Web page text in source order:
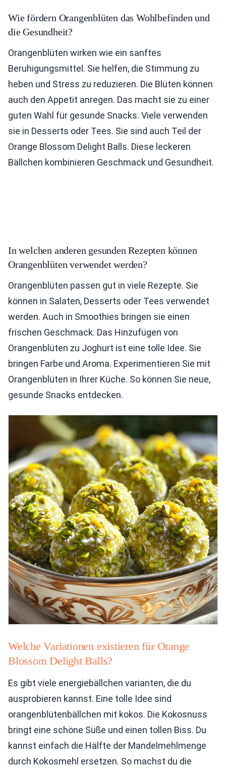
Wie fördern Orangenblüten das Wohlbefinden und
die Gesundheit?
Orangenblüten wirken wie ein sanftes
Beruhigungsmittel. Sie helfen, die Stimmung zu
heben und Stress zu reduzieren. Die Blüten können
auch den Appetit anregen. Das macht sie zu einer
guten Wahl für gesunde Snacks. Viele verwenden
sie in Desserts oder Tees. Sie sind auch Teil der
Orange Blossom Delight Balls. Diese leckeren
Bällchen kombinieren Geschmack und Gesundheit.
In welchen anderen gesunden Rezepten können
Orangenblüten verwendet werden?
Orangenblüten passen gut in viele Rezepte. Sie
können in Salaten, Desserts oder Tees verwendet
werden. Auch in Smoothies bringen sie einen
frischen Geschmack. Das Hinzufügen von
Orangenblüten zu Joghurt ist eine tolle Idee. Sie
bringen Farbe und Aroma. Experimentieren Sie mit
Orangenblüten in Ihrer Küche. So können Sie neue,
gesunde Snacks entdecken.
Welche Variationen existieren für Orange
Blossom Delight Balls?
Es gibt viele energiebällchen varianten, die du
ausprobieren kannst. Eine tolle Idee sind
orangenblütenbällchen mit kokos. Die Kokosnuss
bringt eine schöne Süße und einen tollen Biss. Du
kannst einfach die Hälfte der Mandelmehlmenge
durch Kokosmehl ersetzen. So machst du die